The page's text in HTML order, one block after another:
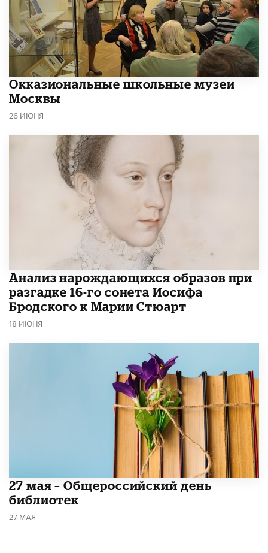
​Окказиональные школьные музеи
Москвы
26 ИЮНЯ
Анализ нарождающихся образов при
разгадке 16-го сонета Иосифа
Бродского к Марии Стюарт
18 ИЮНЯ
​27 мая – Общероссийский день
библиотек
27 МАЯ